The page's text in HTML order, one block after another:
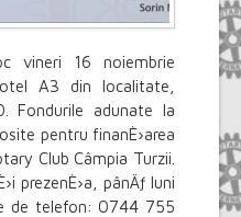
vineri 16 noiembrie
A3 din localitate,
Fondurile adunate la
pentru finanÈ›area
Club Câmpia Turzii.
prezenÈ›a, pânÄƒ luni
de telefon: 0744 755